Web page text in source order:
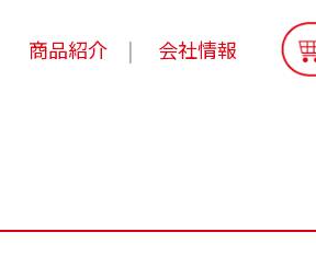
商品紹介 会社情報